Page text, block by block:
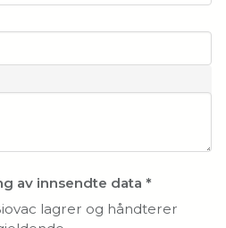
av innsendte data *
lagrer og håndterer